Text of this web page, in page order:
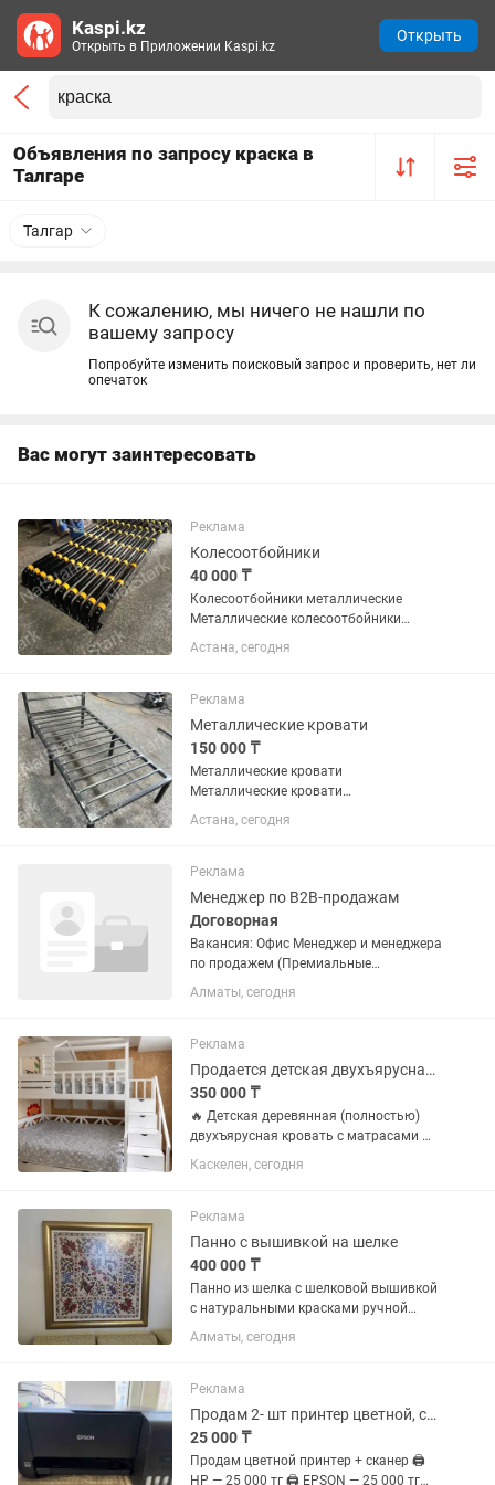
Объявления по запросу краска в
Талгаре
Талгар
К сожалению, мы ничего не нашли по
вашему запросу
Попробуйте изменить поисковый запрос и проверить, нет ли
опечаток
Вас могут заинтересовать
Реклама
Колесоотбойники
40 000 ₸
Колесоотбойники металлические
Металлические колесоотбойники
предназначены для ограничения
движения транспортных средств и
наезда. Применяются на парковках, в...
Астана, сегодня
Реклама
Металлические кровати
150 000 ₸
Металлические кровати
Металлические кровати
предназначены для использования в
жилых помещениях, общежитиях,
учреждениях. Каркас изготавливается
из металлического...
Астана, сегодня
Реклама
Менеджер по B2B-продажам
Договорная
Вакансия: Офис Менеджер и менеджера
по продажем (Премиальные
отделочные материалы)В нашем
портфеле — эксклюзивные
аксессуары от легендарного мирового
бренда Giorgio...
Алматы, сегодня
Реклама
Продается детская двухъярусная кровать (дерево, б/у) с матрасами
350 000 ₸
🔥 Детская деревянная (полностью)
двухъярусная кровать с матрасами 🔥
💰 350 000 тг (торг) ❗ Новая стоила 550
000 тг ✔ 2 полностью деревянные
в комплекте ✔ Лестница...
Каскелен, сегодня
Реклама
Панно с вышивкой на шелке
400 000 ₸
Панно из шелка с шелковой вышивкой
с натуральными красками ручной
работы. Размер 120×120см.Работа
1950года . Раритет.
Алматы, сегодня
Реклама
Продам 2- шт принтер цветной, сканер почти новый
25 000 ₸
Продам цветной принтер + сканер 🖨
HP — 25 000 тг 🖨 EPSON — 25 000 тг
Kaspi.kz
Открыть в Приложении Kaspi.kz
Открыть